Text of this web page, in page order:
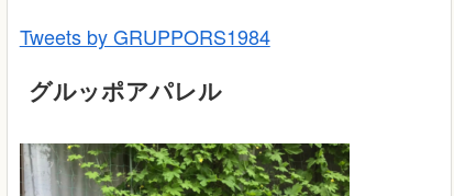
Tweets by GRUPPORS1984
グルッポアパレル